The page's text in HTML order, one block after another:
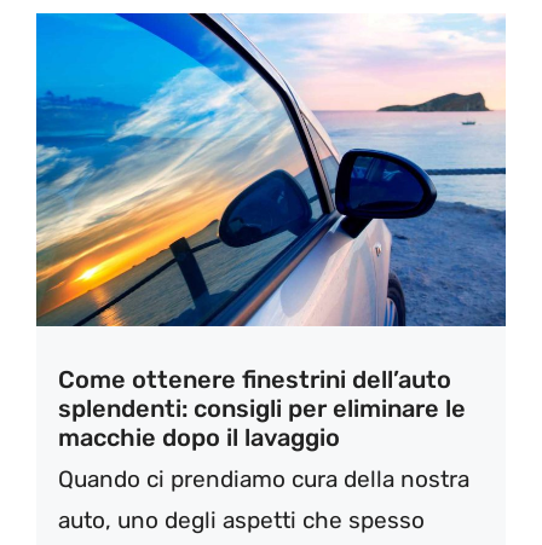
Come ottenere finestrini dell’auto
splendenti: consigli per eliminare le
macchie dopo il lavaggio
Quando ci prendiamo cura della nostra
auto, uno degli aspetti che spesso